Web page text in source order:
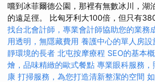
嚐到冰菲爾德公園，那裡有無數冰川，湖
的遠足徑。 比匈牙利大100倍，但只有
找台北會計師，專業會計師協助您的業務
用透明，無隱藏費用 養護中心的單人房
靜環境的長者 北屯按摩療程 SEO的基本
燴，品味精緻的歐式餐點 專業眼科服務
康 打掃服務，為您打造清新整潔的空間